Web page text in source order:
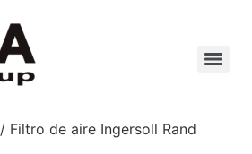
/ Filtro de aire Ingersoll Rand